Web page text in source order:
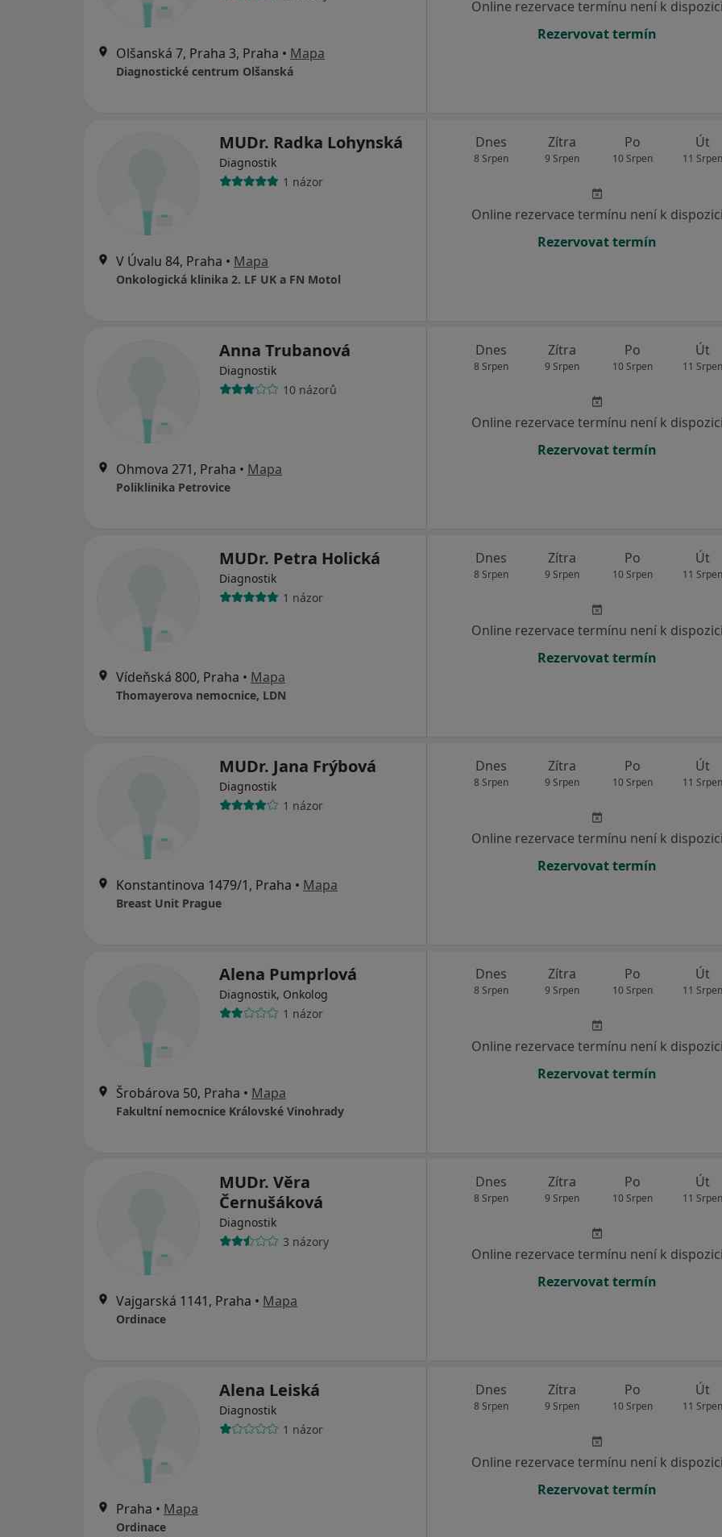
Olšanská 7, Praha 3, Praha • Mapa
Diagnostické centrum Olšanská
Online rezervace termínu není k dispozici
Rezervovat termín
MUDr. Radka Lohynská
Diagnostik
1 názor
V Úvalu 84, Praha • Mapa
Onkologická klinika 2. LF UK a FN Motol
Dnes
8 Srpen
Zítra
9 Srpen
Po
10 Srpen
Út
11 Srpen
Online rezervace termínu není k dispozici
Rezervovat termín
Anna Trubanová
Diagnostik
10 názorů
Ohmova 271, Praha • Mapa
Poliklinika Petrovice
Dnes
8 Srpen
Zítra
9 Srpen
Po
10 Srpen
Út
11 Srpen
Online rezervace termínu není k dispozici
Rezervovat termín
MUDr. Petra Holická
Diagnostik
1 názor
Vídeňská 800, Praha • Mapa
Thomayerova nemocnice, LDN
Dnes
8 Srpen
Zítra
9 Srpen
Po
10 Srpen
Út
11 Srpen
Online rezervace termínu není k dispozici
Rezervovat termín
MUDr. Jana Frýbová
Diagnostik
1 názor
Konstantinova 1479/1, Praha • Mapa
Breast Unit Prague
Dnes
8 Srpen
Zítra
9 Srpen
Po
10 Srpen
Út
11 Srpen
Online rezervace termínu není k dispozici
Rezervovat termín
Alena Pumprlová
Diagnostik, Onkolog
1 názor
Šrobárova 50, Praha • Mapa
Fakultní nemocnice Královské Vinohrady
Dnes
8 Srpen
Zítra
9 Srpen
Po
10 Srpen
Út
11 Srpen
Online rezervace termínu není k dispozici
Rezervovat termín
MUDr. Věra
Černušáková
Diagnostik
3 názory
Vajgarská 1141, Praha • Mapa
Ordinace
Dnes
8 Srpen
Zítra
9 Srpen
Po
10 Srpen
Út
11 Srpen
Online rezervace termínu není k dispozici
Rezervovat termín
Alena Leiská
Diagnostik
1 názor
Praha • Mapa
Ordinace
Dnes
8 Srpen
Zítra
9 Srpen
Po
10 Srpen
Út
11 Srpen
Online rezervace termínu není k dispozici
Rezervovat termín